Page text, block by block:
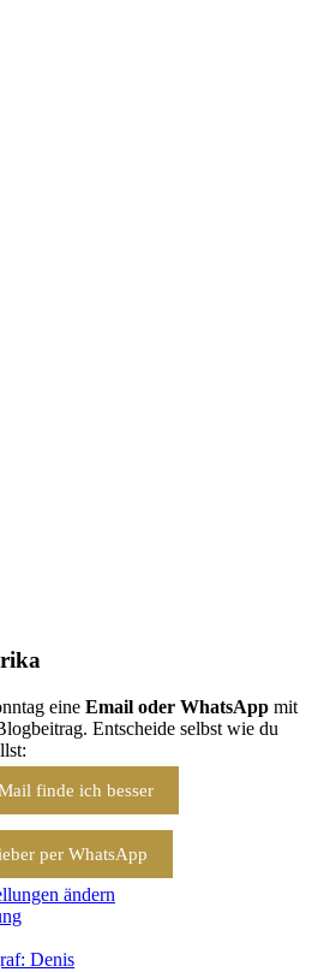
eine Email oder WhatsApp mit
Entscheide selbst wie du
finde ich besser
per WhatsApp
ändern
Denis